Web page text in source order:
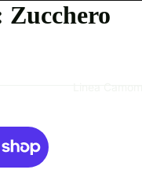
Zucchero